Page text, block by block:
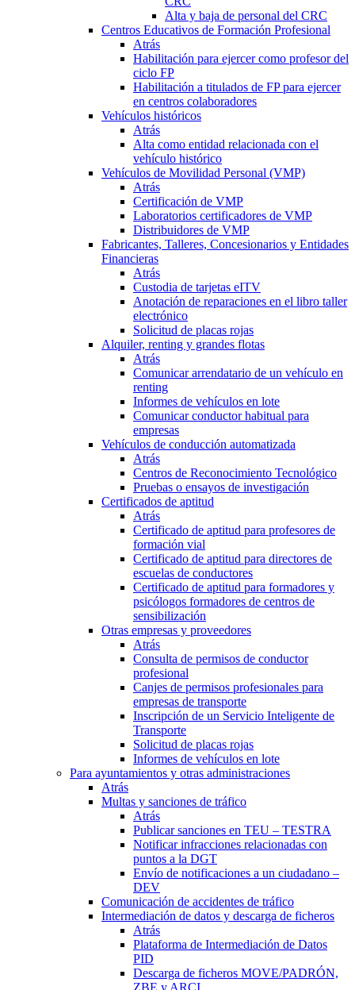
Alta y baja de personal del CRC
Centros Educativos de Formación Profesional
Atrás
Habilitación para ejercer como profesor del
ciclo FP
Habilitación a titulados de FP para ejercer
en centros colaboradores
Vehículos históricos
Atrás
Alta como entidad relacionada con el
vehículo histórico
Vehículos de Movilidad Personal (VMP)
Atrás
Certificación de VMP
Laboratorios certificadores de VMP
Distribuidores de VMP
Fabricantes, Talleres, Concesionarios y Entidades
Financieras
Atrás
Custodia de tarjetas eITV
Anotación de reparaciones en el libro taller
electrónico
Solicitud de placas rojas
Alquiler, renting y grandes flotas
Atrás
Comunicar arrendatario de un vehículo en
renting
Informes de vehículos en lote
Comunicar conductor habitual para
empresas
Vehículos de conducción automatizada
Atrás
Centros de Reconocimiento Tecnológico
Pruebas o ensayos de investigación
Certificados de aptitud
Atrás
Certificado de aptitud para profesores de
formación vial
Certificado de aptitud para directores de
escuelas de conductores
Certificado de aptitud para formadores y
psicólogos formadores de centros de
sensibilización
Otras empresas y proveedores
Atrás
Consulta de permisos de conductor
profesional
Canjes de permisos profesionales para
empresas de transporte
Inscripción de un Servicio Inteligente de
Transporte
Solicitud de placas rojas
Informes de vehículos en lote
Para ayuntamientos y otras administraciones
Atrás
Multas y sanciones de tráfico
Atrás
Publicar sanciones en TEU – TESTRA
Notificar infracciones relacionadas con
puntos a la DGT
Envío de notificaciones a un ciudadano –
DEV
Comunicación de accidentes de tráfico
Intermediación de datos y descarga de ficheros
Atrás
Plataforma de Intermediación de Datos
PID
Descarga de ficheros MOVE/PADRÓN,